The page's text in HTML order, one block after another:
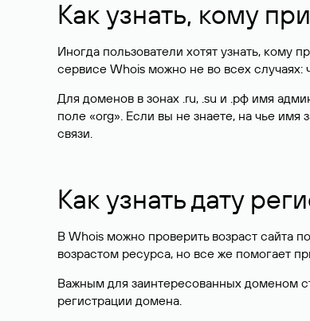
Как узнать, кому
Иногда пользователи хотят узнать, кому
сервисе Whois можно не во всех
Для доменов в зонах .ru, .su и .рф имя
поле «org». Если вы не знаете, на чье
связи.
Как узнать дату
В Whois можно проверить возраст сайта
возрастом ресурса, но все же помогает
Важным для заинтересованных доменом
регистрации домена.